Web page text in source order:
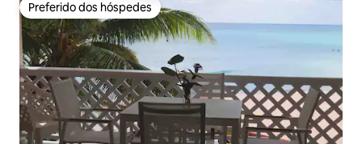
Preferido dos hóspedes
Preferido dos hóspedes